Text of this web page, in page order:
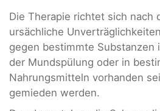
Die Therapie richtet sich nach
ursächliche
gegen bestimmte Substanzen
der Mundspülung oder in
Nahrungsmitteln vorhanden
gemieden werden.